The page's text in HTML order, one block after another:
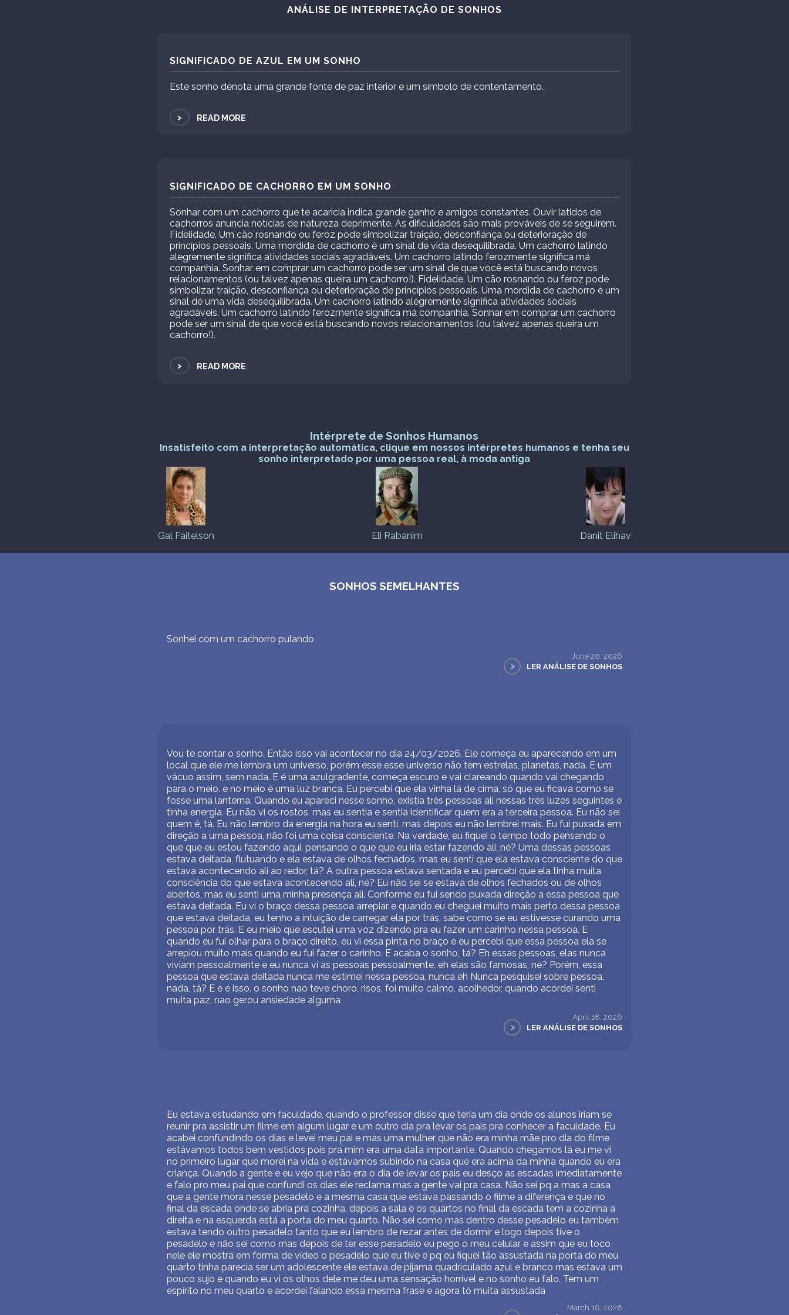
ANÁLISE DE INTERPRETAÇÃO DE SONHOS
SIGNIFICADO DE AZUL EM UM SONHO
Este sonho denota uma grande fonte de paz interior e um símbolo de contentamento.
> READ MORE
SIGNIFICADO DE CACHORRO EM UM SONHO
Sonhar com um cachorro que te acaricia indica grande ganho e amigos constantes. Ouvir latidos de
cachorros anuncia notícias de natureza deprimente. As dificuldades são mais prováveis ​​de se seguirem.
Fidelidade. Um cão rosnando ou feroz pode simbolizar traição, desconfiança ou deterioração de
princípios pessoais. Uma mordida de cachorro é um sinal de vida desequilibrada. Um cachorro latindo
alegremente significa atividades sociais agradáveis. Um cachorro latindo ferozmente significa má
companhia. Sonhar em comprar um cachorro pode ser um sinal de que você está buscando novos
relacionamentos (ou talvez apenas queira um cachorro!). Fidelidade. Um cão rosnando ou feroz pode
simbolizar traição, desconfiança ou deterioração de princípios pessoais. Uma mordida de cachorro é um
sinal de uma vida desequilibrada. Um cachorro latindo alegremente significa atividades sociais
agradáveis. Um cachorro latindo ferozmente significa má companhia. Sonhar em comprar um cachorro
pode ser um sinal de que você está buscando novos relacionamentos (ou talvez apenas queira um
cachorro!).
> READ MORE
Intérprete de Sonhos Humanos
Insatisfeito com a interpretação automática, clique em nossos intérpretes humanos e tenha seu
sonho interpretado por uma pessoa real, à moda antiga
Gal Faitelson Eli Rabanim Danit Elihav
SONHOS SEMELHANTES
Sonhei com um cachorro pulando
June 20, 2026
> LER ANÁLISE DE SONHOS
Vou te contar o sonho. Então isso vai acontecer no dia 24/03/2026. Ele começa eu aparecendo em um
local que ele me lembra um universo, porém esse esse universo não tem estrelas, planetas, nada. É um
vácuo assim, sem nada. E é uma azulgradente, começa escuro e vai clareando quando vai chegando
para o meio. e no meio é uma luz branca. Eu percebi que ela vinha lá de cima, só que eu ficava como se
fosse uma lanterna. Quando eu apareci nesse sonho, existia três pessoas ali nessas três luzes seguintes e
tinha energia. Eu não vi os rostos, mas eu sentia e sentia identificar quem era a terceira pessoa. Eu não sei
quem é, tá. Eu não lembro da energia na hora eu senti, mas depois eu não lembrei mais. Eu fui puxada em
direção a uma pessoa, não foi uma coisa consciente. Na verdade, eu fiquei o tempo todo pensando o
que que eu estou fazendo aqui, pensando o que que eu iria estar fazendo ali, né? Uma dessas pessoas
estava deitada, flutuando e ela estava de olhos fechados, mas eu senti que ela estava consciente do que
estava acontecendo ali ao redor, tá? A outra pessoa estava sentada e eu percebi que ela tinha muita
consciência do que estava acontecendo ali, né? Eu não sei se estava de olhos fechados ou de olhos
abertos, mas eu senti uma minha presença ali. Conforme eu fui sendo puxada direção a essa pessoa que
estava deitada. Eu vi o braço dessa pessoa arrepiar e quando eu cheguei muito mais perto dessa pessoa
que estava deitada, eu tenho a intuição de carregar ela por trás, sabe como se eu estivesse curando uma
pessoa por trás. E eu meio que escutei uma voz dizendo pra eu fazer um carinho nessa pessoa. E
quando eu fui olhar para o braço direito, eu vi essa pinta no braço e eu percebi que essa pessoa ela se
arrepiou muito mais quando eu fui fazer o carinho. E acaba o sonho, tá? Eh essas pessoas, elas nunca
viviam pessoalmente e eu nunca vi as pessoas pessoalmente. eh elas são famosas, né? Porém, essa
pessoa que estava deitada nunca me estimei nessa pessoa, nunca eh Nunca pesquisei sobre pessoa,
nada, tá? E e é isso. o sonho nao teve choro, risos, foi muito calmo, acolhedor, quando acordei senti
muita paz, nao gerou ansiedade alguma
April 18, 2026
> LER ANÁLISE DE SONHOS
Eu estava estudando em faculdade, quando o professor disse que teria um dia onde os alunos iriam se
reunir pra assistir um filme em algum lugar e um outro dia pra levar os pais pra conhecer a faculdade. Eu
acabei confundindo os dias e levei meu pai e mas uma mulher que não era minha mãe pro dia do filme
estávamos todos bem vestidos pois pra mim era uma data importante. Quando chegamos lá eu me vi
no primeiro lugar que morei na vida e estávamos subindo na casa que era acima da minha quando eu era
criança. Quando a gente e eu vejo que não era o dia de levar os pais eu desço as escadas imediatamente
e falo pro meu pai que confundi os dias ele reclama mas a gente vai pra casa. Não sei pq a mas a casa
que a gente mora nesse pesadelo e a mesma casa que estava passando o filme a diferença e que no
final da escada onde se abria pra cozinha, depois a sala e os quartos no final da escada tem a cozinha a
direita e na esquerda está a porta do meu quarto. Não sei como mas dentro desse pesadelo eu também
estava tendo outro pesadelo tanto que eu lembro de rezar antes de dormir e logo depois tive o
pesadelo e não sei como mas depois de ter esse pesadelo eu pego o meu celular e assim que eu toco
nele ele mostra em forma de vídeo o pesadelo que eu tive e pq eu fiquei tão assustada na porta do meu
quarto tinha parecia ser um adolescente ele estava de pijama quadriculado azul e branco mas estava um
pouco sujo e quando eu vi os olhos dele me deu uma sensação horrível e no sonho eu falo. Tem um
espírito no meu quarto e acordei falando essa mesma frase e agora tô muita assustada
March 18, 2026